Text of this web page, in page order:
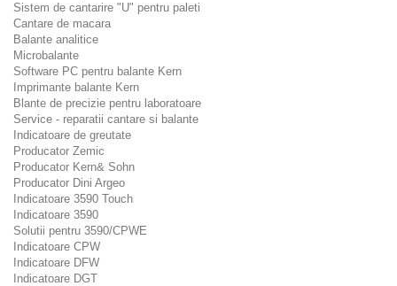
Sistem de cantarire "U" pentru paleti
Cantare de macara
Balante analitice
Microbalante
Software PC pentru balante Kern
Imprimante balante Kern
Blante de precizie pentru laboratoare
Service - reparatii cantare si balante
Indicatoare de greutate
Producator Zemic
Producator Kern& Sohn
Producator Dini Argeo
Indicatoare 3590 Touch
Indicatoare 3590
Solutii pentru 3590/CPWE
Indicatoare CPW
Indicatoare DFW
Indicatoare DGT